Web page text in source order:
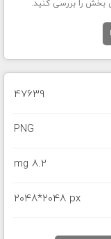
بخش را بررسی کنید.
47639
PNG
8.2 mg
2048*2048 px